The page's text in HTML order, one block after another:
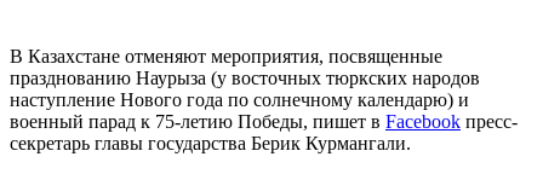
В Казахстане отменяют мероприятия, посвященные
празднованию Наурыза (у восточных тюркских народов
наступление Нового года по солнечному календарю) и
военный парад к 75-летию Победы, пишет в Facebook пресс-
секретарь главы государства Берик Курмангали.